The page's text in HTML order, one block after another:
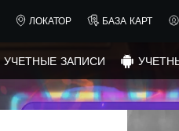
ЛОКАТОР БАЗА КАРТ
УЧЕТНЫЕ ЗАПИСИ